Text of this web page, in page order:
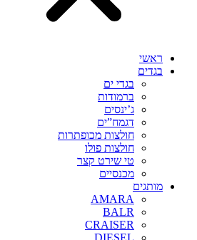
ראשי
בגדים
בגדי ים
ברמודות
ג’ינסים
דגמח”ים
חולצות מכופתרות
חולצות פולו
טי שירט קצר
מכנסיים
מותגים
AMARA
BALR
CRAISER
DIESEL